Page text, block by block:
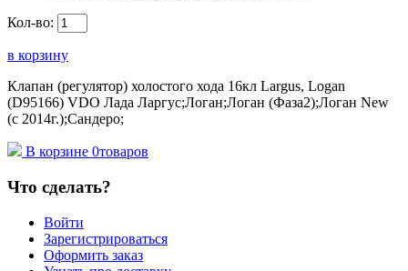
Кол-во:
в корзину
Клапан (регулятор) холостого хода 16кл Largus, Logan
(D95166) VDO Лада Ларгус;Логан;Логан (Фаза2);Логан New
(с 2014г.);Сандеро;
В корзине 0товаров
Что сделать?
Войти
Зарегистрироваться
Оформить заказ